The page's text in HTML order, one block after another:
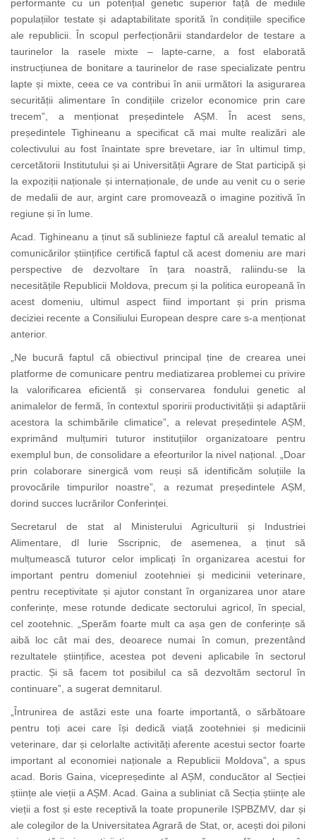
performante cu un potențial genetic superior față de mediile
populațiilor testate și adaptabilitate sporită în condițiile specifice
ale republicii. În scopul perfecționării standardelor de testare a
taurinelor la rasele mixte – lapte-carne, a fost elaborată
instrucțiunea de bonitare a taurinelor de rase specializate pentru
lapte și mixte, ceea ce va contribui în anii următori la asigurarea
securității alimentare în condițiile crizelor economice prin care
trecem”, a menționat președintele AȘM. În acest sens,
președintele Tighineanu a specificat că mai multe realizări ale
colectivului au fost înaintate spre brevetare, iar în ultimul timp,
cercetătorii Institutului și ai Universității Agrare de Stat participă și
la expoziții naționale și internaționale, de unde au venit cu o serie
de medalii de aur, argint care promovează o imagine pozitivă în
regiune și în lume.
Acad. Tighineanu a ținut să sublinieze faptul că arealul tematic al
comunicărilor științifice certifică faptul că acest domeniu are mari
perspective de dezvoltare în țara noastră, raliindu-se la
necesitățile Republicii Moldova, precum și la politica europeană în
acest domeniu, ultimul aspect fiind important și prin prisma
deciziei recente a Consiliului European despre care s-a menționat
anterior.
„Ne bucură faptul că obiectivul principalține de crearea unei
platforme de comunicare pentru mediatizarea problemei cu privire
la valorificarea eficientă și conservarea fondului genetic al
animalelor de fermă, în contextul sporirii productivității și adaptării
acestora la schimbările climatice”, a relevat președintele AȘM,
exprimând mulțumiri tuturor instituțiilor organizatoare pentru
exemplul bun, de consolidare a efeorturilor la nivel național. „Doar
prin colaborare sinergică vom reuși să identificăm soluțiile la
provocările timpurilor noastre”, a rezumat președintele AȘM,
dorind succes lucrărilor Conferinței.
Secretarul de stat al Ministerului Agriculturii și Industriei
Alimentare, dl Iurie Sscripnic, de asemenea, a ținut să
mulțumească tuturor celor implicați în organizarea acestui for
important pentru domeniul zootehniei și medicinii veterinare,
pentru receptivitate și ajutor constant în organizarea unor atare
conferințe, mese rotunde dedicate sectorului agricol, în special,
cel zootehnic. „Sperăm foarte mult ca așa gen de conferințe să
aibă loc cât mai des, deoarece numai în comun, prezentând
rezultatele științifice, acestea pot deveni aplicabile în sectorul
practic. Și să facem tot posibilul ca să dezvoltăm sectorul în
continuare”, a sugerat demnitarul.
„Întrunirea de astăzi este una foarte importantă, o sărbătoare
pentru toți acei care își dedică viață zootehniei și medicinii
veterinare, dar și celorlalte activități aferente acestui sector foarte
important al economiei naționale a Republicii Moldova”, a spus
acad. Boris Gaina, vicepreședinte al AȘM, conducător al Secției
științe ale vieții a AȘM. Acad. Gaina a subliniat că Secția științe ale
vieții a fost și este receptivă la toate propunerile IȘPBZMV, dar și
ale colegilor de la Universitatea Agrară de Stat, or, acești doi piloni